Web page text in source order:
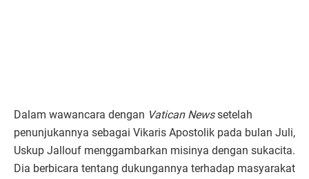
Dalam wawancara dengan Vatican Newssetelah
penunjukannya sebagai Vikaris Apostolik pada bulan Juli,
Uskup Jallouf menggambarkan misinya dengan sukacita.
Dia berbicara tentang dukungannya terhadap masyarakat